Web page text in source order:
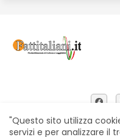
"Questo sito utilizza
servizi e per analizzare il